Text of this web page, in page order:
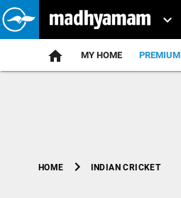
home MY HOME PREMIUM
HOME chevron_right INDIAN CRICKET